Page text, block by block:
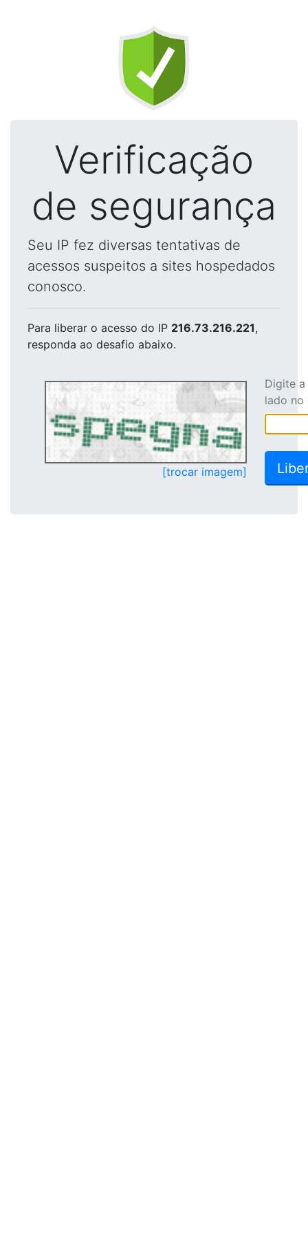
Verificação
de segurança
Seu IP fez diversas tentativas de
acessos suspeitos a sites hospedados
conosco.
Para liberar o acesso do IP 216.73.216.221,
responda ao desafio abaixo.
[trocar imagem]
Digite
lado no